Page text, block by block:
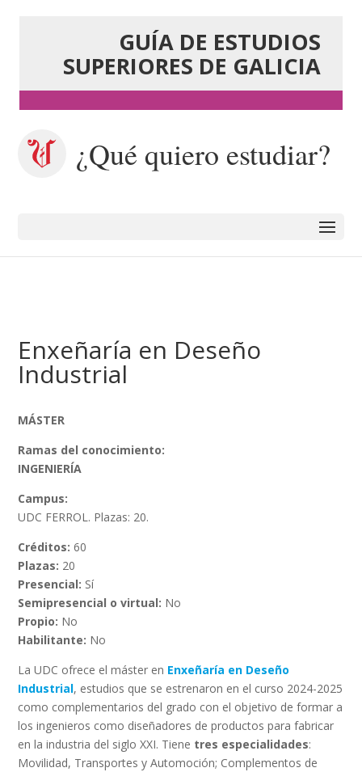
GUÍA DE ESTUDIOS
SUPERIORES DE GALICIA
¿Qué quiero estudiar?
Enxeñaría en Deseño
Industrial
MÁSTER
Ramas del conocimiento:
INGENIERÍA
Campus:
UDC FERROL. Plazas: 20.
Créditos: 60
Plazas: 20
Presencial: Sí
Semipresencial o virtual: No
Propio: No
Habilitante: No
La UDC ofrece el máster en Enxeñaría en Deseño
Industrial, estudios que se estrenaron en el curso 2024-2025
como complementarios del grado con el objetivo de formar a
los ingenieros como diseñadores de productos para fabricar
en la industria del siglo XXI. Tiene tres especialidades:
Movilidad, Transportes y Automoción; Complementos de